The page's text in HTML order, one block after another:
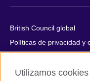
British Council global
Políticas de privacidad y
Cookies
Utilizamos